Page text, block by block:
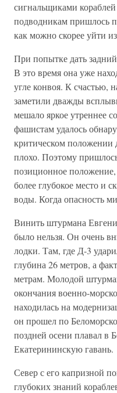
сигнальщиками
подводникам пришлось
как можно скорее уйти
При попытке дать
В это время она уже
угле конвоя. К счастью,
заметили дважды
мешало яркое утреннее
фашистам удалось
критическом положении
плохо. Поэтому
позиционное положение,
более глубокое место и
воды. Когда опасность
Винить штурмана
было нельзя. Он очень
лодки. Там, где Д-3
глубина 26 метров, а
метрам. Молодой
окончания военно-
находилась на
он прошел по
поздней осени плавал в
Екатерининскую гавань.
Север с его капризной
глубоких знаний